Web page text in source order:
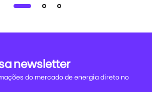
newsletter
do mercado de energia direto no